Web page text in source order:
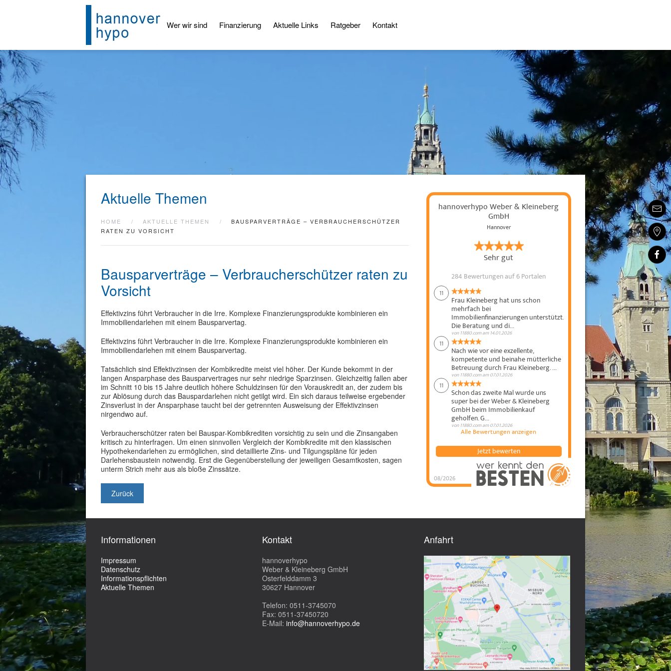
Wer wir sind Finanzierung Aktuelle Links Ratgeber Kontakt
Aktuelle Themen
HOME AKTUELLE THEMEN
BAUSPARVERTRÄGE – VERBRAUCHERSCHÜTZER
RATEN ZU VORSICHT
Bausparverträge – Verbraucherschützer raten zu
Vorsicht
Effektivzins führt Verbraucher in die Irre. Komplexe Finanzierungsprodukte kombinieren ein
Immobiliendarlehen mit einem Bausparvertag.
Effektivzins führt Verbraucher in die Irre. Komplexe Finanzierungsprodukte kombinieren ein
Immobiliendarlehen mit einem Bausparvertag.
Tatsächlich sind Effektivzinsen der Kombikredite meist viel höher. Der Kunde bekommt in der
langen Ansparphase des Bausparvertrages nur sehr niedrige Sparzinsen. Gleichzeitig fallen aber
im Schnitt 10 bis 15 Jahre deutlich höhere Schuldzinsen für den Vorauskredit an, der zudem bis
zur Ablösung durch das Bauspardarlehen nicht getilgt wird. Ein sich daraus teilweise ergebender
Zinsverlust in der Ansparphase taucht bei der getrennten Ausweisung der Effektivzinsen
nirgendwo auf.
Verbraucherschützer raten bei Bauspar-Kombikrediten vorsichtig zu sein und die Zinsangaben
kritisch zu hinterfragen. Um einen sinnvollen Vergleich der Kombikredite mit den klassischen
Hypothekendarlehen zu ermöglichen, sind detaillierte Zins- und Tilgungspläne für jeden
Darlehensbaustein notwendig. Erst die Gegenüberstellung der jeweiligen Gesamtkosten, sagen
unterm Strich mehr aus als bloße Zinssätze.
Zurück
hannoverhypo Weber & Kleineberg
GmbH
Hannover
Sehr gut
284 Bewertungenauf 6 Portalen
08/2026
11
Frau Kleineberg hat uns schon
mehrfach bei
Immobilienfinanzierungen unterstützt.
Die Beratung und di...
von11880.comam14.01.2026
11
Nach wie vor eine exzellente,
kompetente und beinahe mütterliche
Betreuung durch Frau Kleineberg. ...
von11880.comam07.01.2026
11
Schon das zweite Mal wurde uns
super bei der Weber & Kleineberg
GmbH beim Immobilienkauf
geholfen. G...
von11880.comam07.01.2026
Alle Bewertungen anzeigen
Jetzt bewerten
hannoverhypo Weber
& Kleineberg GmbH
auf
Informationen
Impressum
Datenschutz
Informationspflichten
Aktuelle Themen
Kontakt
hannoverhypo
Weber & Kleineberg GmbH
Osterfelddamm 3
30627 Hannover
Telefon: 0511-3745070
Fax: 0511-37450720
E-Mail:info@hannoverhypo.de
Anfahrt